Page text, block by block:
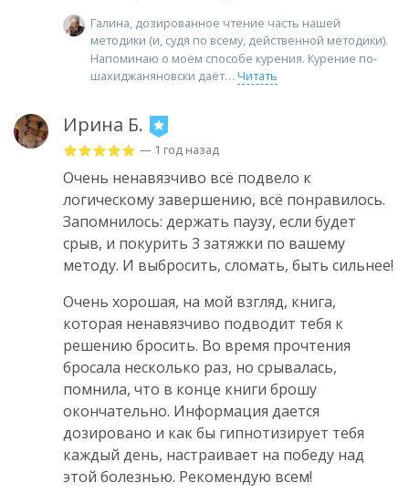
Галина, дозированное чтение часть нашей
методики (и, судя по всему, действенной методики).
Напоминаю о моём способе курения. Курение по-
шахиджаняновски даёт
Читать
Ирина Б.
— 1 год назад
Очень ненавязчиво всё подвело к
логическому завершению, всё понравилось.
Запомнилось: держать паузу, если будет
срыв, и покурить 3 затяжки по вашему
методу. И выбросить, сломать, быть сильнее!
Очень хорошая, на мой взгляд, книга,
которая ненавязчиво подводит тебя к
решению бросить. Во время прочтения
бросала несколько раз, но срывалась,
помнила, что в конце книги брошу
окончательно. Информация дается
дозировано и как бы гипнотизирует тебя
каждый день, настраивает на победу над
этой болезнью. Рекомендую всем!